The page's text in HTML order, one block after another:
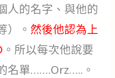
人的名字、與他的
）。 然後他認為上
。所以每次他說要
名單…….Orz…..。